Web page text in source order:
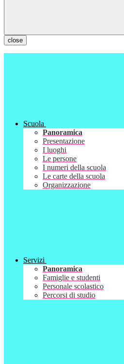
close
Scuola
Panoramica
Presentazione
I luoghi
Le persone
I numeri della scuola
Le carte della scuola
Organizzazione
Servizi
Panoramica
Famiglie e studenti
Personale scolastico
Percorsi di studio